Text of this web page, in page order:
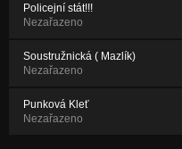
Policejní stát!!!
Nezařazeno
Soustružnická ( Mazlík)
Nezařazeno
Punková Kleť
Nezařazeno